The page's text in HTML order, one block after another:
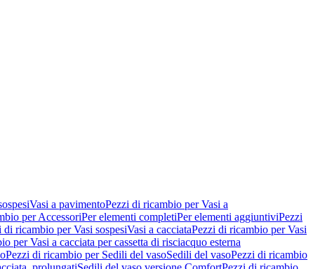
Vasi a pavimentoPezzi di ricambio per Vasi a
per AccessoriPer elementi completiPer elementi aggiuntiviPezzi
di ricambio per Vasi sospesiVasi a cacciataPezzi di ricambio per Vasi
per Vasi a cacciata per cassetta di risciacquo esterna
Pezzi di ricambio per Sedili del vasoSedili del vasoPezzi di ricambio